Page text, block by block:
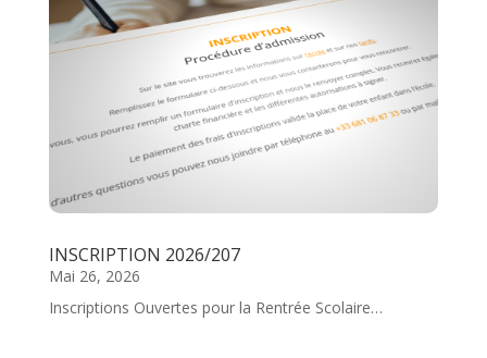
INSCRIPTION 2026/207
Mai 26, 2026
Inscriptions Ouvertes pour la Rentrée Scolaire…